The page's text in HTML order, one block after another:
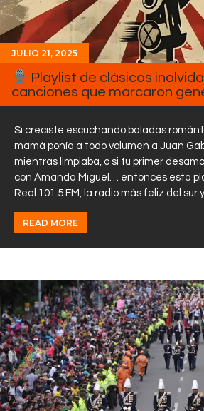
JULIO 21, 2025
Playlist de clásicos
canciones que marcaron
Si creciste escuchando baladas
mamá ponía a todo volumen a Juan
mientras limpiaba, o si tu primer
con Amanda Miguel… entonces esta
Real 101.5 FM, la radio más feliz del sur
READ MORE